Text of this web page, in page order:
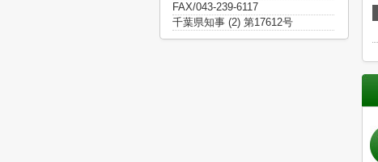
FAX/043-239-6117
千葉県知事 (2) 第17612号